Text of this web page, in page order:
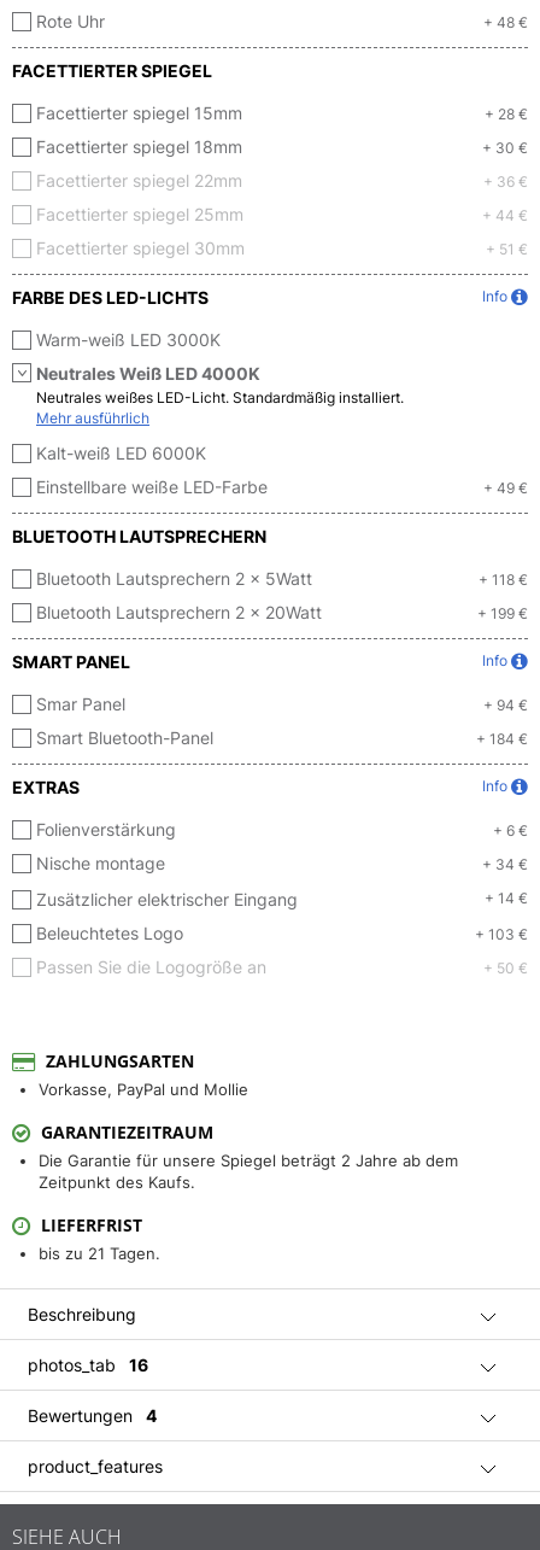
Rote Uhr + 48 €
FACETTIERTER SPIEGEL
Facettierter spiegel 15mm + 28 €
Facettierter spiegel 18mm + 30 €
Facettierter spiegel 22mm + 36 €
Facettierter spiegel 25mm + 44 €
Facettierter spiegel 30mm + 51 €
FARBE DES LED-LICHTS Info
Warm-weiß LED 3000K
Neutrales Weiß LED 4000K
Neutrales weißes LED-Licht. Standardmäßig installiert.
Mehr ausführlich
Kalt-weiß LED 6000K
Einstellbare weiße LED-Farbe
+ 49 €
BLUETOOTH LAUTSPRECHERN
Bluetooth Lautsprechern 2 x 5Watt + 118 €
Bluetooth Lautsprechern 2 x 20Watt + 199 €
SMART PANEL Info
Smar Panel + 94 €
Smart Bluetooth-Panel + 184 €
EXTRAS Info
Folienverstärkung + 6 €
Nische montage + 34 €
Zusätzlicher elektrischer Eingang + 14 €
Beleuchtetes Logo + 103 €
Passen Sie die Logogröße an + 50 €
ZAHLUNGSARTEN
Vorkasse, PayPal und Mollie
GARANTIEZEITRAUM
Die Garantie für unsere Spiegel beträgt 2 Jahre ab dem
Zeitpunkt des Kaufs.
LIEFERFRIST
bis zu 21 Tagen.
Beschreibung
photos_tab 16
Bewertungen 4
product_features
SIEHE AUCH